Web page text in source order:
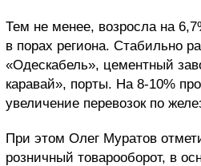
Тем не менее, возросла на
в порах региона. Стабильно
«Одескабель», цементный
каравай», порты. На 8-10%
увеличение перевозок по
При этом Олег Муратов
розничный товарооборот, в